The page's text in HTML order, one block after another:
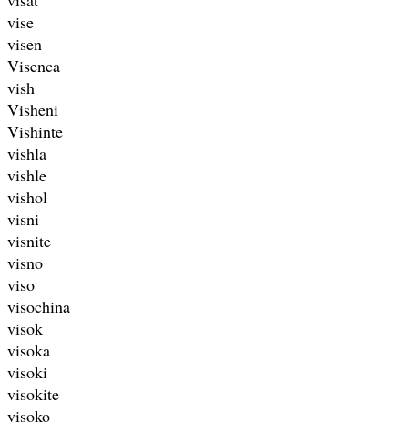
vise
visen
Visenca
vish
Visheni
Vishinte
vishla
vishle
vishol
visni
visnite
visno
viso
visochina
visok
visoka
visoki
visokite
visoko